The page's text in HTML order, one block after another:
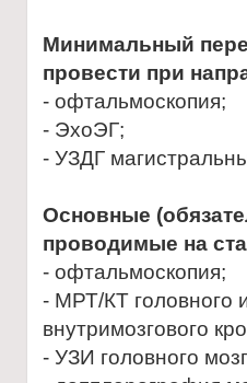
Минимальный
провести при
- офтальмоскопия;
- ЭхоЭГ;
- УЗДГ
Основные
проводимые на
- офтальмоскопия;
- МРТ/КТ головного
внутримозгового
- УЗИ головного